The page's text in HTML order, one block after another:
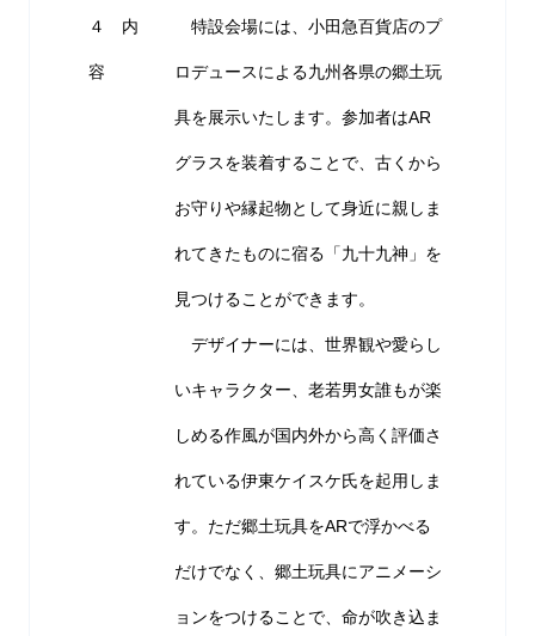
４ 内
容
特設会場には、小田急百貨店のプ
ロデュースによる九州各県の郷土玩
具を展示いたします。参加者はAR
グラスを装着することで、古くから
お守りや縁起物として身近に親しま
れてきたものに宿る「九十九神」を
見つけることができます。
デザイナーには、世界観や愛らし
いキャラクター、老若男女誰もが楽
しめる作風が国内外から高く評価さ
れている伊東ケイスケ氏を起用しま
す。ただ郷土玩具をARで浮かべる
だけでなく、郷土玩具にアニメーシ
ョンをつけることで、命が吹き込ま